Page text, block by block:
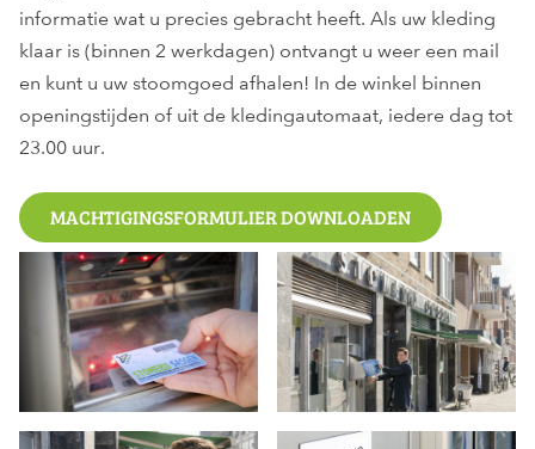
informatie wat u precies gebracht heeft. Als uw kleding
klaar is (binnen 2 werkdagen) ontvangt u weer een mail
en kunt u uw stoomgoed afhalen! In de winkel binnen
openingstijden of uit de kledingautomaat, iedere dag tot
23.00 uur.
MACHTIGINGSFORMULIER DOWNLOADEN